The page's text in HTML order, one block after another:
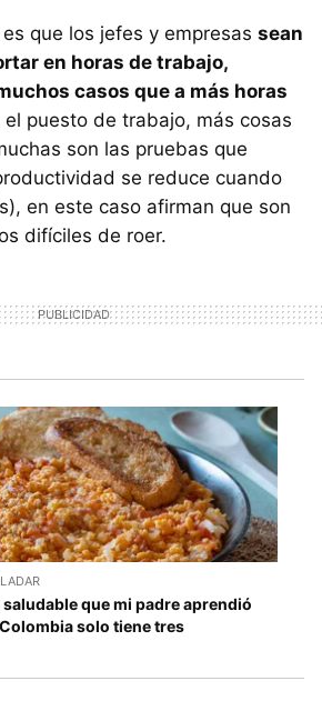
que los jefes y empresas sean
en horas de trabajo,
casos que a más horas
el puesto de trabajo, más cosas
son las pruebas que
se reduce cuando
en este caso afirman que son
difíciles de roer.
saludable que mi padre aprendió
solo tiene tres